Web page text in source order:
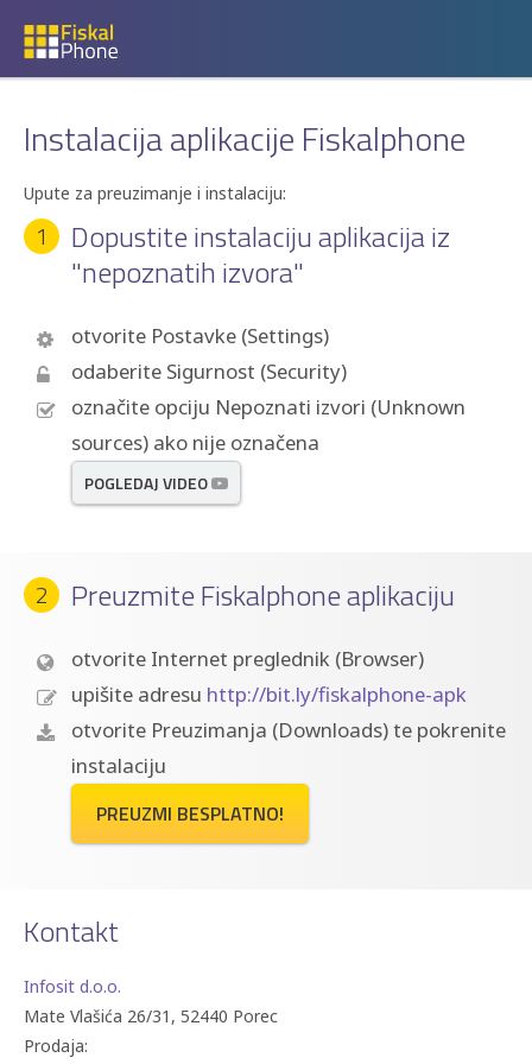
Instalacija aplikacije Fiskalphone
Upute za preuzimanje i instalaciju:
1
Dopustite instalaciju aplikacija iz
"nepoznatih izvora"
otvorite Postavke (Settings)
odaberite Sigurnost (Security)
označite opciju Nepoznati izvori (Unknown
sources) ako nije označena
POGLEDAJ VIDEO
2 Preuzmite Fiskalphone aplikaciju
otvorite Internet preglednik (Browser)
upišite adresu http://bit.ly/fiskalphone-apk
otvorite Preuzimanja (Downloads) te pokrenite
instalaciju
PREUZMI BESPLATNO!
Kontakt
Infosit d.o.o.
Mate Vlašića 26/31, 52440 Porec
Prodaja: